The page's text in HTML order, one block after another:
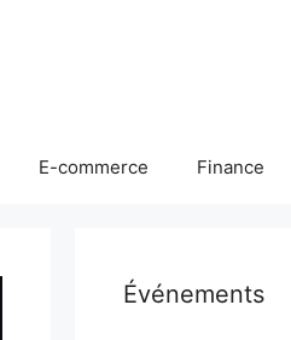
E-commerce Finance
Événements